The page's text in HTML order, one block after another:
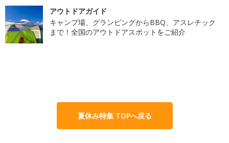
アウトドアガイド
キャンプ場、グランピングからBBQ、アスレチック
まで！全国のアウトドアスポットをご紹介
夏休み特集 TOPへ戻る